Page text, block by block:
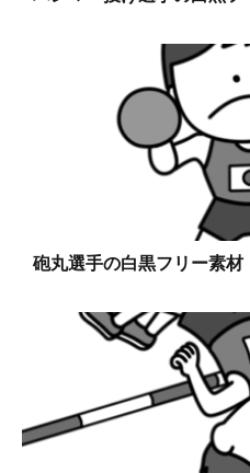
砲丸選手の白黒フリー素